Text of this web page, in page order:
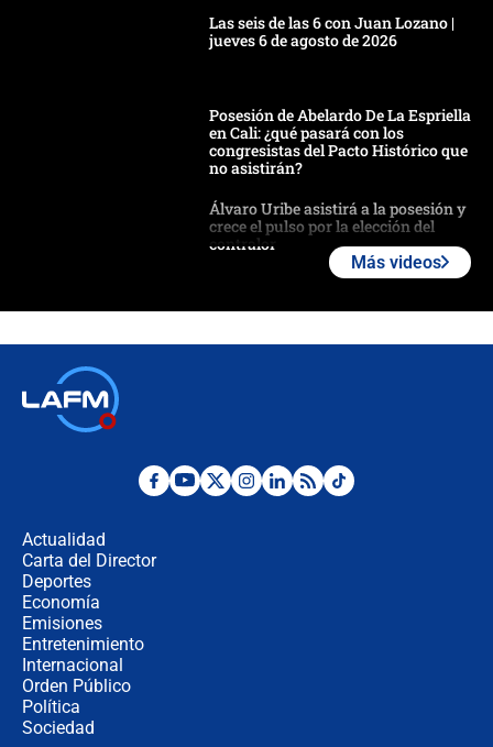
Las seis de las 6 con Juan Lozano |
jueves 6 de agosto de 2026
Posesión de Abelardo De La Espriella
en Cali: ¿qué pasará con los
congresistas del Pacto Histórico que
no asistirán?
Álvaro Uribe asistirá a la posesión y
crece el pulso por la elección del
contralor
Estratega de Abelardo de la Espriella
Más videos
Actualidad
Carta del Director
Deportes
Economía
Emisiones
Entretenimiento
Internacional
Orden Público
Política
Sociedad